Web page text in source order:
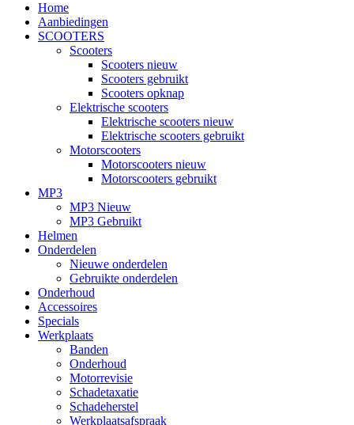
Home
Aanbiedingen
SCOOTERS
Scooters
Scooters nieuw
Scooters gebruikt
Scooters opknap
Elektrische scooters
Elektrische scooters nieuw
Elektrische scooters gebruikt
Motorscooters
Motorscooters nieuw
Motorscooters gebruikt
MP3
MP3 Nieuw
MP3 Gebruikt
Helmen
Onderdelen
Nieuwe onderdelen
Gebruikte onderdelen
Onderhoud
Accessoires
Specials
Werkplaats
Banden
Onderhoud
Motorrevisie
Schadetaxatie
Schadeherstel
Werkplaatsafspraak